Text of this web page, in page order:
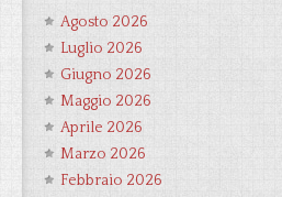
Agosto 2026
Luglio 2026
Giugno 2026
Maggio 2026
Aprile 2026
Marzo 2026
Febbraio 2026